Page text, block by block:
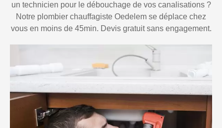
un technicien pour le débouchage de vos canalisations ?
Notre plombier chauffagiste Oedelem se déplace chez
vous en moins de 45min. Devis gratuit sans engagement.